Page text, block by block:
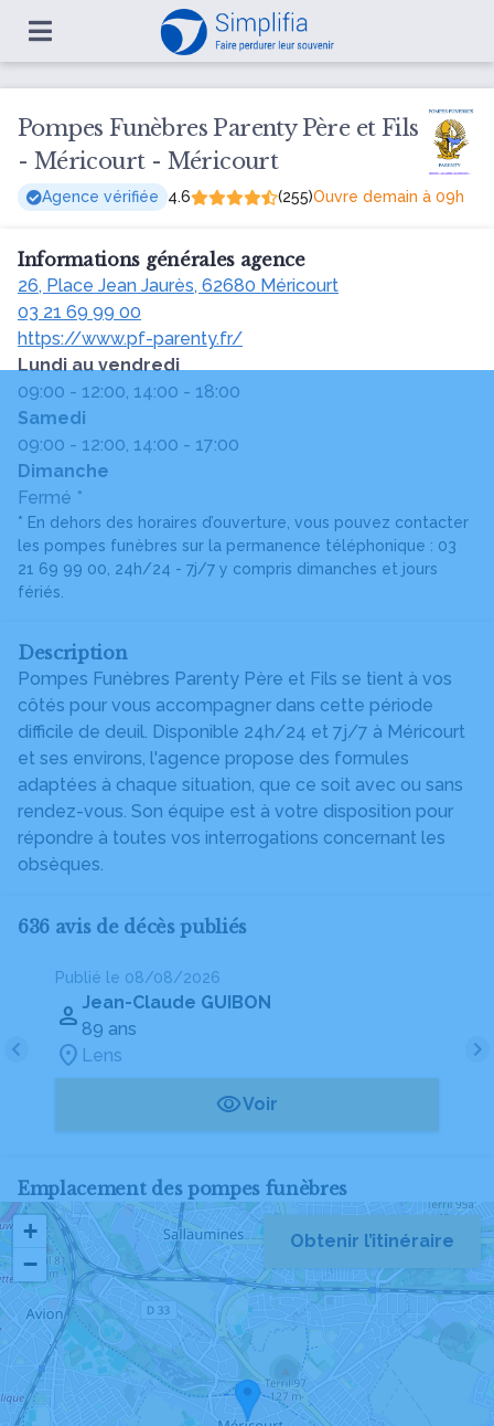
Pompes Funèbres Parenty Père et Fils
- Méricourt - Méricourt
Agence vérifiée 4.6 (255)Ouvre demain à 09h
Informations générales agence
26, Place Jean Jaurès, 62680 Méricourt
03 21 69 99 00
https://www.pf-parenty.fr/
Lundi au vendredi
09:00 - 12:00, 14:00 - 18:00
Samedi
09:00 - 12:00, 14:00 - 17:00
Dimanche
Fermé *
* En dehors des horaires d’ouverture, vous pouvez contacter
les pompes funèbres sur la permanence téléphonique : 03
21 69 99 00, 24h/24 - 7j/7 y compris dimanches et jours
fériés.
Description
Pompes Funèbres Parenty Père et Fils se tient à vos
côtés pour vous accompagner dans cette période
difficile de deuil. Disponible 24h/24 et 7j/7 à Méricourt
et ses environs, l'agence propose des formules
adaptées à chaque situation, que ce soit avec ou sans
rendez-vous. Son équipe est à votre disposition pour
répondre à toutes vos interrogations concernant les
obsèques.
636 avis de décès publiés
Publié le 08/08/2026
Jean-Claude GUIBON
89 ans
Lens
Voir
Emplacement des pompes funèbres
+
−
Obtenir l’itinéraire